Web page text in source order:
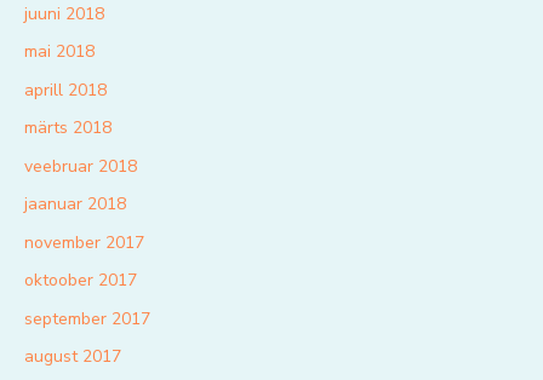
juuni 2018
mai 2018
aprill 2018
märts 2018
veebruar 2018
jaanuar 2018
november 2017
oktoober 2017
september 2017
august 2017